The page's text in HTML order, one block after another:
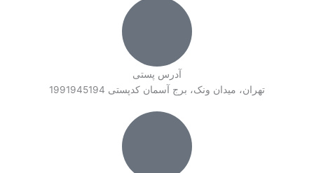
آدرس پستی
تهران، میدان ونک، برج آسمان کدپستی 1991945194